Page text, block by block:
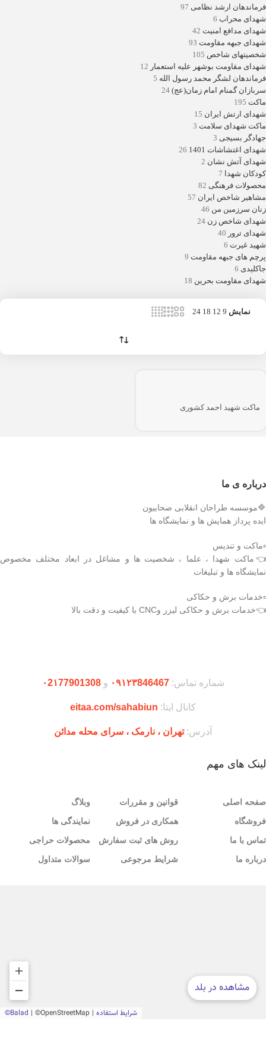
فرماندهان ارشد نظامی 97
شهدای محراب 6
شهدای مدافع امنیت 42
شهدای جبهه مقاومت 93
شخصیتهای شاخص 105
شهدای مقاومت بوشهر علیه استعمار 12
فرماندهان لشگر محمد رسول الله 5
سربازان گمنام امام زمان(عج) 24
ماکت 195
شهدای ارتش ایران 15
ماکت شهدای سلامت 3
جهادگر بسیجی 3
شهدای اغتشاشات 1401
26
شهدای آتش نشان 2
کودکان شهدا 7
محصولات فرهنگی 82
مشاهیر شاخص ایران 57
زنان سرزمین من 46
شهدای شاخص زن 24
شهدای ترور 40
شهید غیرت 6
پرچم های جبهه مقاومت 9
جاکلیدی 6
شهدای مقاومت بحرین 18
نمایش 9
12
18
24
ماکت شهید احمد کشوری
درباره ی ما
🔷موسسه طراحان انقلابی صحابیون
ایده پرداز همایش ها و نمایشگاه ها
▫️ماکت و تندیس
👈ماکت شهدا ، علما ، شخصیت ها و مشاغل در ابعاد مختلف مخصوص
نمایشگاه ها و تبلیغات
▫️خدمات برش و حکاکی
👈خدمات برش و حکاکی لیزر وCNC با کیفیت و دقت بالا
شماره تماس:۰۹۱۲۳846467 و۰2۱77901308
کانال ایتا: eitaa.com/sahabiun
آدرس:تهران ،‌ نارمک ، سرای محله مدائن
لینک های مهم
صفحه اصلی
فروشگاه
تماس با ما
درباره ما
قوانین و مقررات
همکاری در فروش
روش های ثبت سفارش
شرایط مرجوعی
وبلاگ
نمایندگی ها
محصولات حراجی
سوالات متداول